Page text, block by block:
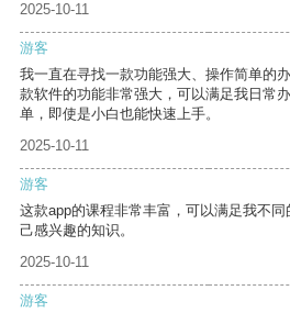
2025-10-11
游客
我一直在寻找一款功能强大、操作简单的
款软件的功能非常强大，可以满足我日常
单，即使是小白也能快速上手。
2025-10-11
游客
这款app的课程非常丰富，可以满足我不
己感兴趣的知识。
2025-10-11
游客